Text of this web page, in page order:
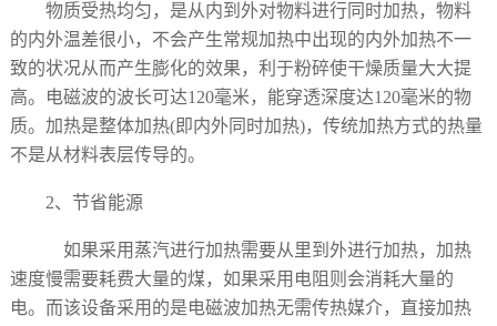
物质受热均匀，是从内到外对物料进行同时加热，物料
的内外温差很小，不会产生常规加热中出现的内外加热不一
致的状况从而产生膨化的效果，利于粉碎使干燥质量大大提
高。电磁波的波长可达120毫米，能穿透深度达120毫米的物
质。加热是整体加热(即内外同时加热)，传统加热方式的热量
不是从材料表层传导的。
2、节省能源
如果采用蒸汽进行加热需要从里到外进行加热，加热
速度慢需要耗费大量的煤，如果采用电阻则会消耗大量的
电。而该设备采用的是电磁波加热无需传热媒介，直接加热